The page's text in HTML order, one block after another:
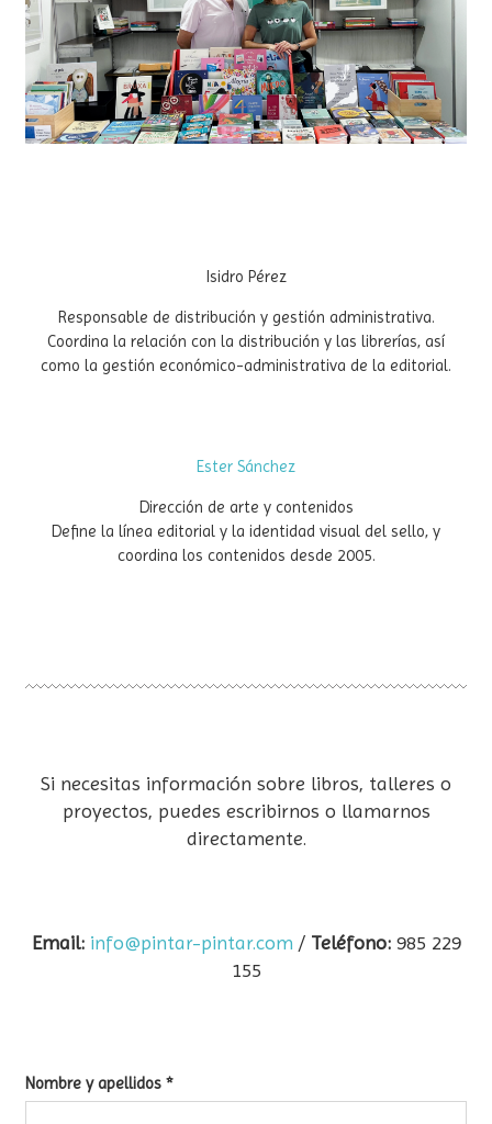
Isidro Pérez
Responsable de distribución y gestión administrativa.
Coordina la relación con la distribución y las librerías, así
como la gestión económico-administrativa de la editorial.
Ester Sánchez
Dirección de arte y contenidos
Define la línea editorial y la identidad visual del sello, y
coordina los contenidos desde 2005.
Si necesitas información sobre libros, talleres o
proyectos, puedes escribirnos o llamarnos
directamente.
Email: info@pintar-pintar.com / Teléfono: 985 229
155
Nombre y apellidos *